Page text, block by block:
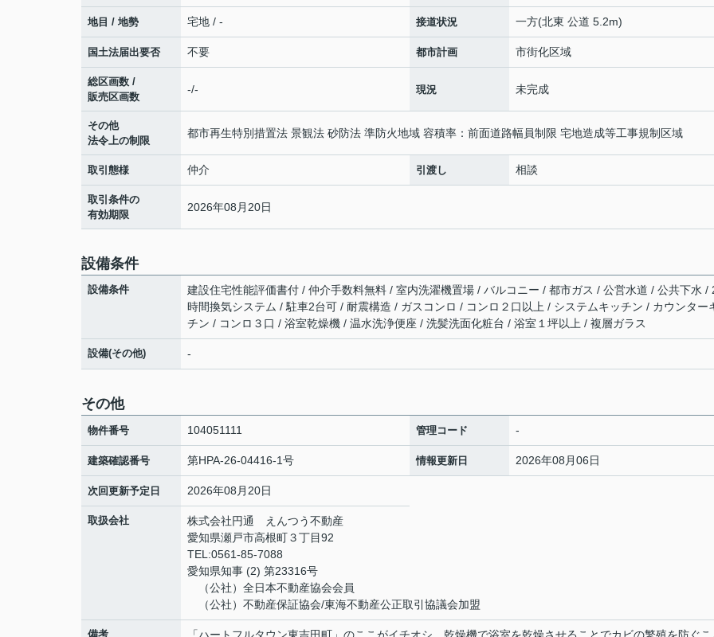
地目 / 地勢 宅地 / - 接道状況 一方(北東 公道 5.2m)
国土法届出要否 不要 都市計画 市街化区域
総区画数 /
販売区画数
-/- 現況 未完成
その他
法令上の制限
都市再生特別措置法 景観法 砂防法 準防火地域 容積率：前面道路幅員制限 宅地造成等工事規制区域
取引態様 仲介 引渡し 相談
取引条件の
有効期限
2026年08月20日
設備条件
設備条件
建設住宅性能評価書付 / 仲介手数料無料 / 室内洗濯機置場 / バルコニー / 都市ガス / 公営水道 / 公共下水 /
時間換気システム / 駐車2台可 / 耐震構造 / ガスコンロ / コンロ２口以上 / システムキッチン / カウンター
チン / コンロ３口 / 浴室乾燥機 / 温水洗浄便座 / 洗髪洗面化粧台 / 浴室１坪以上 / 複層ガラス
設備(その他) -
その他
物件番号 104051111 管理コード -
建築確認番号 第HPA-26-04416-1号 情報更新日 2026年08月06日
次回更新予定日 2026年08月20日
取扱会社
株式会社円通 えんつう不動産
愛知県瀬戸市高根町３丁目92
TEL:0561-85-7088
愛知県知事 (2) 第23316号
（公社）全日本不動産協会会員
（公社）不動産保証協会/東海不動産公正取引協議会加盟
備考